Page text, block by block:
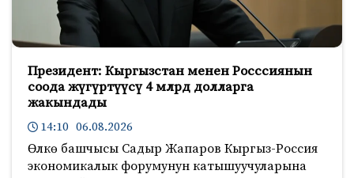
Президент: Кыргызстан менен Росссиянын
соода жүгүртүүсү 4 млрд долларга
жакындады
14:10 06.08.2026
Өлкө башчысы Садыр Жапаров Кыргыз-Россия
экономикалык форумунун катышуучуларына